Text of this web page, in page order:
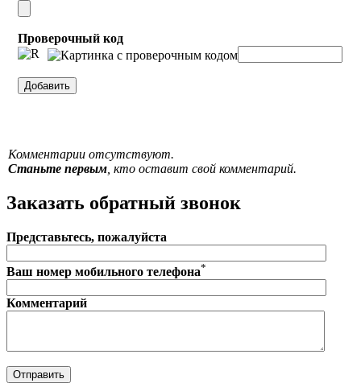
Проверочный код
Комментарии отсутствуют.
Станьте первым, кто оставит свой комментарий.
Заказать обратный звонок
Представьтесь, пожалуйста
Ваш номер мобильного телефона*
Комментарий